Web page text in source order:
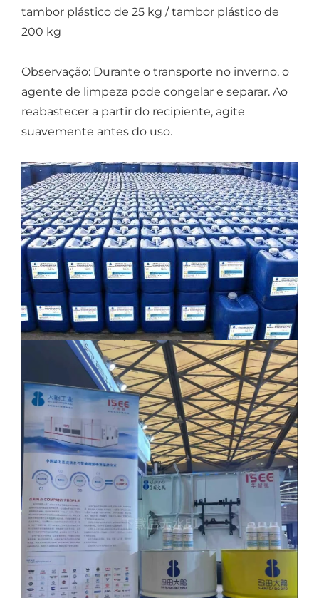
tambor plástico de 25 kg / tambor plástico de
200 kg
Observação: Durante o transporte no inverno, o
agente de limpeza pode congelar e separar. Ao
reabastecer a partir do recipiente, agite
suavemente antes do uso.